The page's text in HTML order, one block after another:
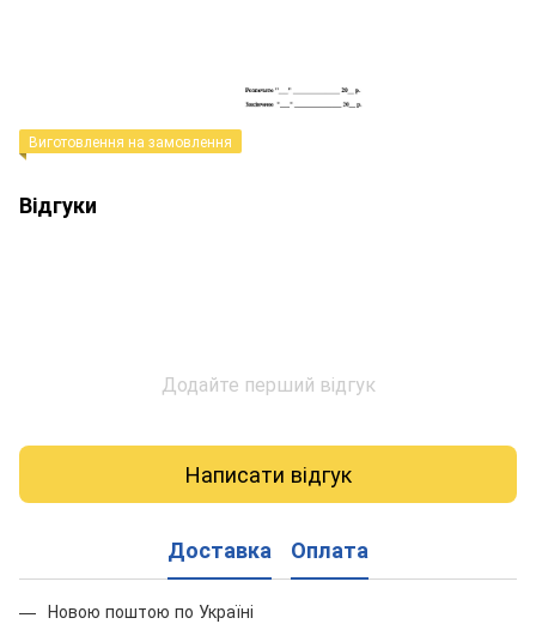
Виготовлення на замовлення
Відгуки
Додайте перший відгук
Написати відгук
Доставка Оплата
Новою поштою по Україні